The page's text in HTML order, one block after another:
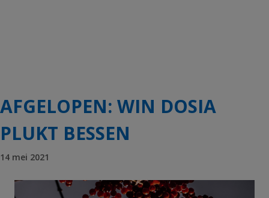
AFGELOPEN: WIN DOSIA
PLUKT BESSEN
14 mei 2021